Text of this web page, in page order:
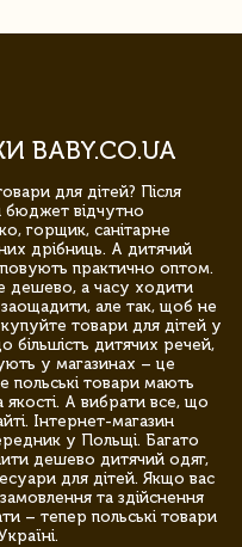
для дітей? Після
бюджет відчутно
горщик, санітарне
дрібниць. А дитячий
практично оптом.
дешево, а часу ходити
але так, щоб не
товари для дітей у
дитячих речей,
у магазинах – це
польські товари мають
якості. А вибрати все, що
Інтернет-магазин
у Польщі. Багато
дешево дитячий одяг,
для дітей. Якщо вас
та здійснення
– тепер польські товари